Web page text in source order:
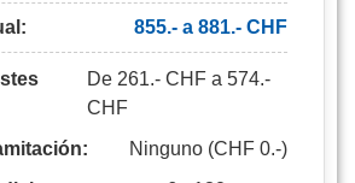
855.- a 881.- CHF
De 261.- CHF a 574.-
CHF
Ninguno (CHF 0.-)